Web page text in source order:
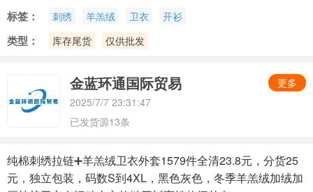
标签： 刺绣 羊羔绒 卫衣 开衫
类型： 库存尾货 仅供批发
金蓝环通国际贸易
2025/7/7 23:31:47
已发货源13条
更多
纯棉刺绣拉链➕羊羔绒卫衣外套1579件全清23.8元，分货25
元，独立包装，码数S到4XL，黑色灰色，冬季羊羔绒加绒加